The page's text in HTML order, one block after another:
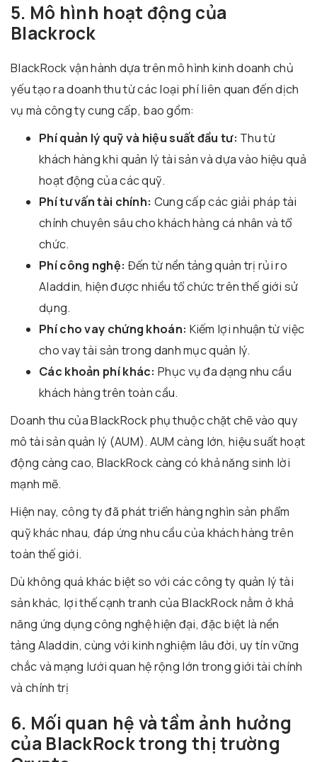
5. Mô hình hoạt động của
Blackrock
BlackRock vận hành dựa trên mô hình kinh doanh chủ
yếu tạo ra doanh thu từ các loại phí liên quan đến dịch
vụ mà công ty cung cấp, bao gồm:
Phí quản lý quỹ và hiệu suất đầu tư: Thu từ
khách hàng khi quản lý tài sản và dựa vào hiệu quả
hoạt động của các quỹ.
Phí tư vấn tài chính: Cung cấp các giải pháp tài
chính chuyên sâu cho khách hàng cá nhân và tổ
chức.
Phí công nghệ: Đến từ nền tảng quản trị rủi ro
Aladdin, hiện được nhiều tổ chức trên thế giới sử
dụng.
Phí cho vay chứng khoán: Kiếm lợi nhuận từ việc
cho vay tài sản trong danh mục quản lý.
Các khoản phí khác: Phục vụ đa dạng nhu cầu
khách hàng trên toàn cầu.
Doanh thu của BlackRock phụ thuộc chặt chẽ vào quy
mô tài sản quản lý (AUM). AUM càng lớn, hiệu suất hoạt
động càng cao, BlackRock càng có khả năng sinh lời
mạnh mẽ.
Hiện nay, công ty đã phát triển hàng nghìn sản phẩm
quỹ khác nhau, đáp ứng nhu cầu của khách hàng trên
toàn thế giới.
Dù không quá khác biệt so với các công ty quản lý tài
sản khác, lợi thế cạnh tranh của BlackRock nằm ở khả
năng ứng dụng công nghệ hiện đại, đặc biệt là nền
tảng Aladdin, cùng với kinh nghiệm lâu đời, uy tín vững
chắc và mạng lưới quan hệ rộng lớn trong giới tài chính
và chính trị
6. Mối quan hệ và tầm ảnh hưởng
của BlackRock trong thị trường